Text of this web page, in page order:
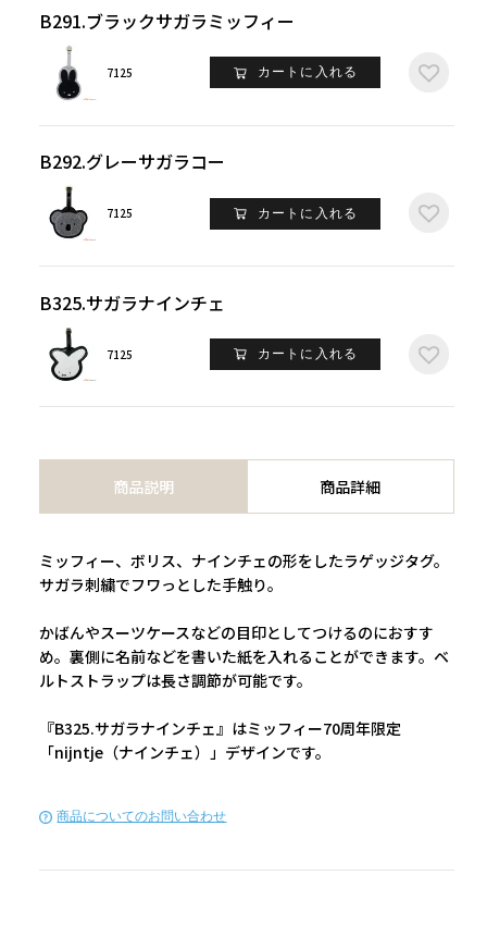
B291.ブラックサガラミッフィー
7125 カートに入れる
B292.グレーサガラコー
7125 カートに入れる
B325.サガラナインチェ
7125 カートに入れる
商品説明 商品詳細
ミッフィー、ボリス、ナインチェの形をしたラゲッジタグ。
サガラ刺繍でフワっとした手触り。
かばんやスーツケースなどの目印としてつけるのにおすす
め。裏側に名前などを書いた紙を入れることができます。ベ
ルトストラップは長さ調節が可能です。
『B325.サガラナインチェ』はミッフィー70周年限定
「nijntje（ナインチェ）」デザインです。
商品についてのお問い合わせ